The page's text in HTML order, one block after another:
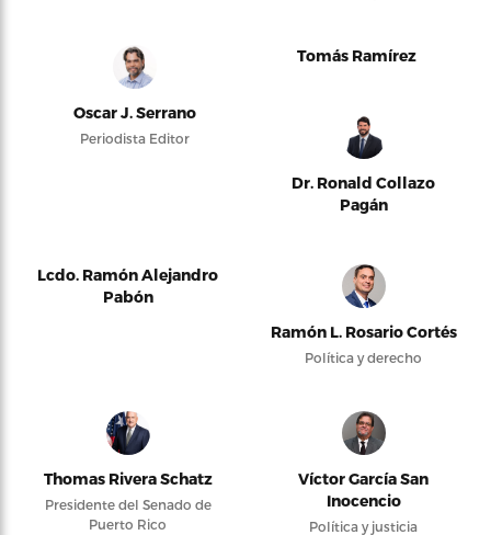
Oscar J. Serrano
Periodista Editor
Tomás Ramírez
Dr. Ronald Collazo
Pagán
Lcdo. Ramón Alejandro
Pabón
Ramón L. Rosario Cortés
Política y derecho
Thomas Rivera Schatz
Presidente del Senado de
Puerto Rico
Víctor García San
Inocencio
Política y justicia